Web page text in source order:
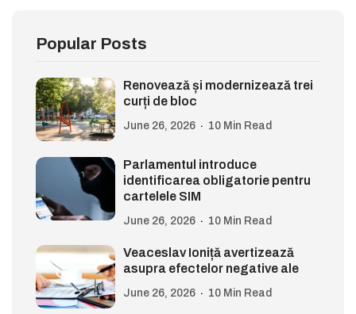
Popular Posts
Renovează și modernizează trei
curți de bloc
June 26, 2026 10 Min Read
Parlamentul introduce
identificarea obligatorie pentru
cartelele SIM
June 26, 2026 10 Min Read
Veaceslav Ioniță avertizează
asupra efectelor negative ale
June 26, 2026 10 Min Read